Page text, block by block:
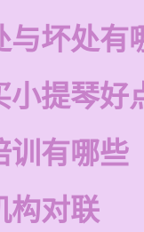
与坏处有
小提琴好
训有哪些
构对联